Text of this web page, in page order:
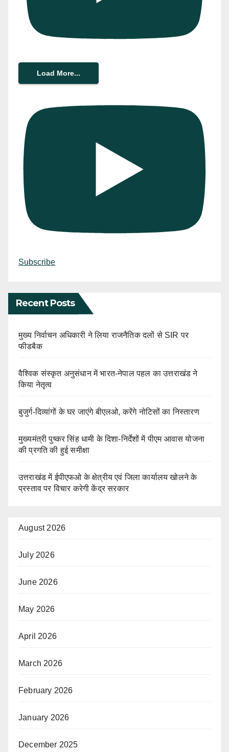
Load More...
Subscribe
Recent Posts
मुख्य निर्वाचन अधिकारी ने लिया राजनैतिक दलों से SIR पर
फीडबैक
वैश्विक संस्कृत अनुसंधान में भारत-नेपाल पहल का उत्तराखंड ने
किया नेतृत्व
बुजुर्ग-दिव्यांगों के घर जाएंगे बीएलओ, करेंगे नोटिसों का निस्तारण
मुख्यमंत्री पुष्कर सिंह धामी के दिशा-निर्देशों में पीएम आवास योजना
की प्रगति की हुई समीक्षा
उत्तराखंड में ईपीएफओ के क्षेत्रीय एवं जिला कार्यालय खोलने के
प्रस्ताव पर विचार करेगी केंद्र सरकार
August 2026
July 2026
June 2026
May 2026
April 2026
March 2026
February 2026
January 2026
December 2025